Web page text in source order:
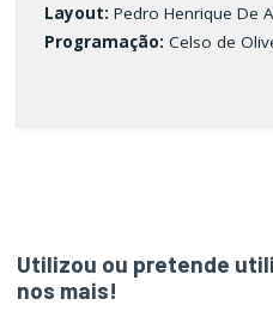
Layout: Pedro Henrique De
Programação: Celso de
Utilizou ou pretende
nos mais!